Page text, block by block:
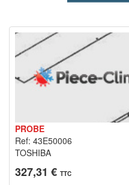
PROBE
Ref: 43E50006
TOSHIBA
327,31 € TTC